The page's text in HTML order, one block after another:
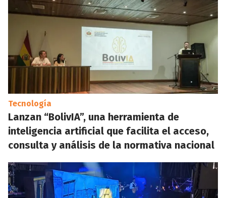
Tecnología
Lanzan “BolivIA”, una herramienta de
inteligencia artificial que facilita el acceso,
consulta y análisis de la normativa nacional